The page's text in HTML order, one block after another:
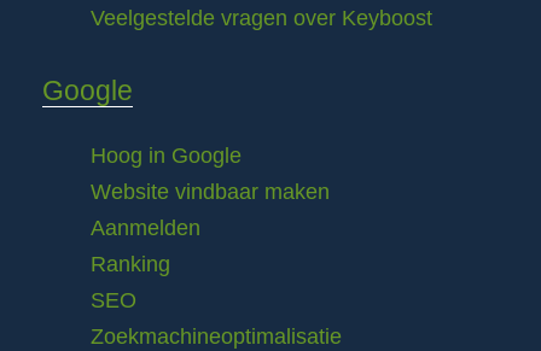
Veelgestelde vragen over Keyboost
Google
Hoog in Google
Website vindbaar maken
Aanmelden
Ranking
SEO
Zoekmachineoptimalisatie